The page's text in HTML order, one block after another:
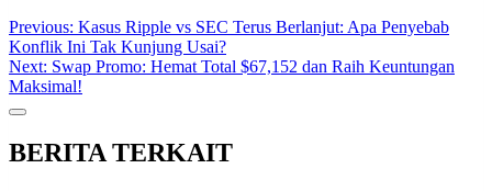
Post
navigation
Previous: Kasus Ripple vs SEC Terus Berlanjut: Apa Penyebab
Konflik Ini Tak Kunjung Usai?
Next: Swap Promo: Hemat Total $67,152 dan Raih Keuntungan
Maksimal!
BERITA TERKAIT